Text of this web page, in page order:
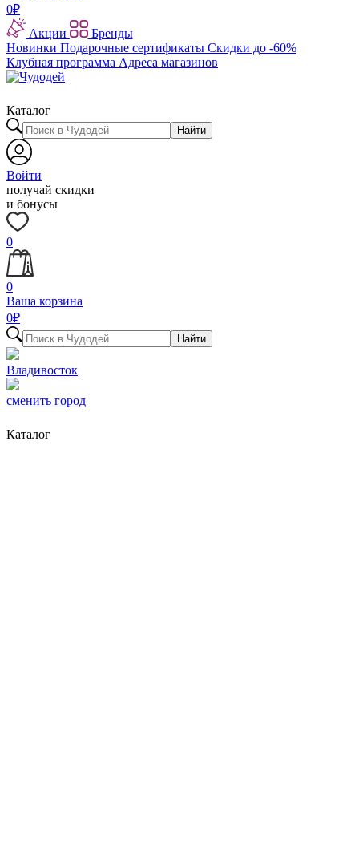
0₽
Акции
Бренды
Новинки Подарочные сертификаты Скидки до -60%
Клубная программа Адреса магазинов
Каталог
Найти
Войти
получай скидки
и бонусы
0
0
Ваша корзина
0₽
Найти
Владивосток
сменить город
Каталог